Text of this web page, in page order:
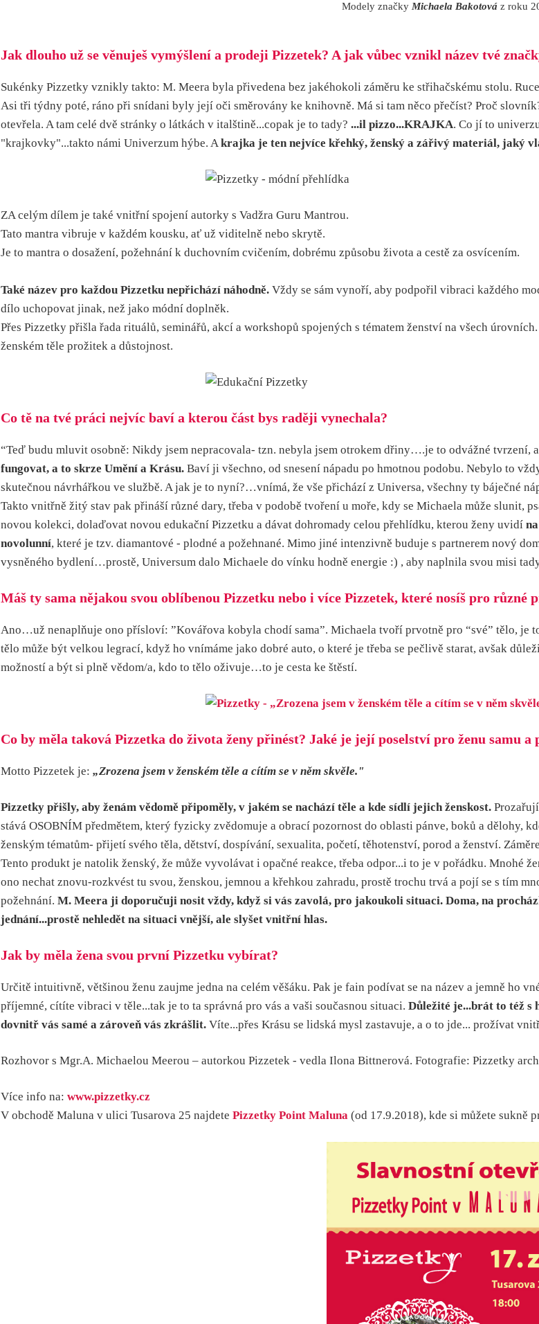
Modely značky Michaela Bakotová z roku
Jak dlouho už se věnuješ vymýšlení a prodeji Pizzetek? A jak vůbec vznikl název tvé
Sukénky Pizzetky vznikly takto: M. Meera byla přivedena bez jakéhokoli záměru ke střihačskému stolu.
Asi tři týdny poté, ráno při snídani byly její oči směrovány ke knihovně. Má si tam něco přečíst? Proč
otevřela. A tam celé dvě stránky o látkách v italštině...copak je to tady? ...il pizzo...KRAJKA. Co jí to
"krajkovky"...takto námi Univerzum hýbe. Akrajka je ten nejvíce křehký, ženský a zářivý materiál, jaký
ZA celým dílem je také vnitřní spojení autorky s Vadžra Guru Mantrou.
Tato mantra vibruje v každém kousku, ať už viditelně nebo skrytě.
Je to mantra o dosažení, požehnání k duchovním cvičením, dobrému způsobu života a cestě za osvícením.
Také název pro každou Pizzetku nepřichází náhodně. Vždy se sám vynoří, aby podpořil vibraci každého
dílo uchopovat jinak, než jako módní doplněk.
Přes Pizzetky přišla řada rituálů, seminářů, akcí a workshopů spojených s tématem ženství na všech
ženském těle prožitek a důstojnost.
Co tě na tvé práci nejvíc baví a kterou část bys raději vynechala?
“Teď budu mluvit osobně: Nikdy jsem nepracovala- tzn. nebyla jsem otrokem dřiny….je to odvážné tvrzení,
fungovat, a to skrze Umění a Krásu. Baví ji všechno, od snesení nápadu po hmotnou podobu. Nebylo to
skutečnou návrhářkou ve službě. A jak je to nyní?…vnímá, že vše přichází z Universa, všechny ty báječné
Takto vnitřně žitý stav pak přináší různé dary, třeba v podobě tvoření u moře, kdy se Michaela může
novou kolekci, dolaďovat novou edukační Pizzetku a dávat dohromady celou přehlídku, kterou ženy uvidí
novolunní, které je tzv. diamantové - plodné a požehnané. Mimo jiné intenzivně buduje s partnerem nový
vysněného bydlení…prostě, Universum dalo Michaele do vínku hodně energie :) , aby naplnila svou misi
Máš ty sama nějakou svou oblíbenou Pizzetku nebo i více Pizzetek, které nosíš pro různé
Ano…už nenaplňuje ono přísloví: ”Kovářova kobyla chodí sama”. Michaela tvoří prvotně pro “své” tělo, je
tělo může být velkou legrací, když ho vnímáme jako dobré auto, o které je třeba se pečlivě starat, avšak
možností a být si plně vědom/a, kdo to tělo oživuje…to je cesta ke štěstí.
Co by měla taková Pizzetka do života ženy přinést? Jaké je její poselství pro ženu samu
Motto Pizzetek je: „Zrozena jsem v ženském těle a cítím se v něm skvěle."
Pizzetky přišly, aby ženám vědomě připoměly, v jakém se nachází těle a kde sídlí jejich ženskost.
stává OSOBNÍM předmětem, který fyzicky zvědomuje a obrací pozornost do oblasti pánve, boků a dělohy,
ženským tématům- přijetí svého těla, dětství, dospívání, sexualita, početí, těhotenství, porod a ženství.
Tento produkt je natolik ženský, že může vyvolávat i opačné reakce, třeba odpor...i to je v pořádku. Mnohé
ono nechat znovu-rozkvést tu svou, ženskou, jemnou a křehkou zahradu, prostě trochu trvá a pojí se s tím
požehnání. M. Meera ji doporučuji nosit vždy, když si vás zavolá, pro jakoukoli situaci. Doma, na
jednání...prostě nehledět na situaci vnější, ale slyšet vnitřní hlas.
Jak by měla žena svou první Pizzetku vybírat?
Určitě intuitivně, většinou ženu zaujme jedna na celém věšáku. Pak je fain podívat se na název a jemně ho
příjemné, cítíte vibraci v těle...tak je to ta správná pro vás a vaši současnou situaci. Důležité je...brát to též s
dovnitř vás samé a zároveň vás zkrášlit. Víte...přes Krásu se lidská mysl zastavuje, a o to jde... prožívat
Rozhovor s Mgr.A. Michaelou Meerou – autorkou Pizzetek - vedla Ilona Bittnerová. Fotografie: Pizzetky
Více info na: www.pizzetky.cz
V obchodě Maluna v ulici Tusarova 25 najdete Pizzetky Point Maluna (od 17.9.2018), kde si můžete sukně